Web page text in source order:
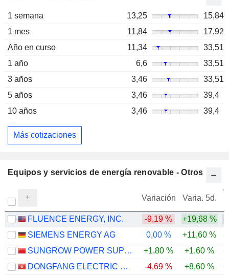
1 semana 13,25
15,84
1 mes
11,84
17,92
Año en curso
11,34
33,51
1 año
6,6
33,51
3 años
3,46
33,51
5 años
3,46
39,4
10 años
3,46 39,4
Más cotizaciones
Equipos y servicios de energía renovable - Otros
Variación Varia. 5d.
FLUENCE ENERGY, INC. -9,19 % +19,68 %
SIEMENS ENERGY AG
0,00 % +11,60 %
SUNGROW POWER SUPPLY CO., LTD.
+1,80 % +1,60 %
DONGFANG ELECTRIC CORPORATION LIMITED
-4,69 % +8,60 %